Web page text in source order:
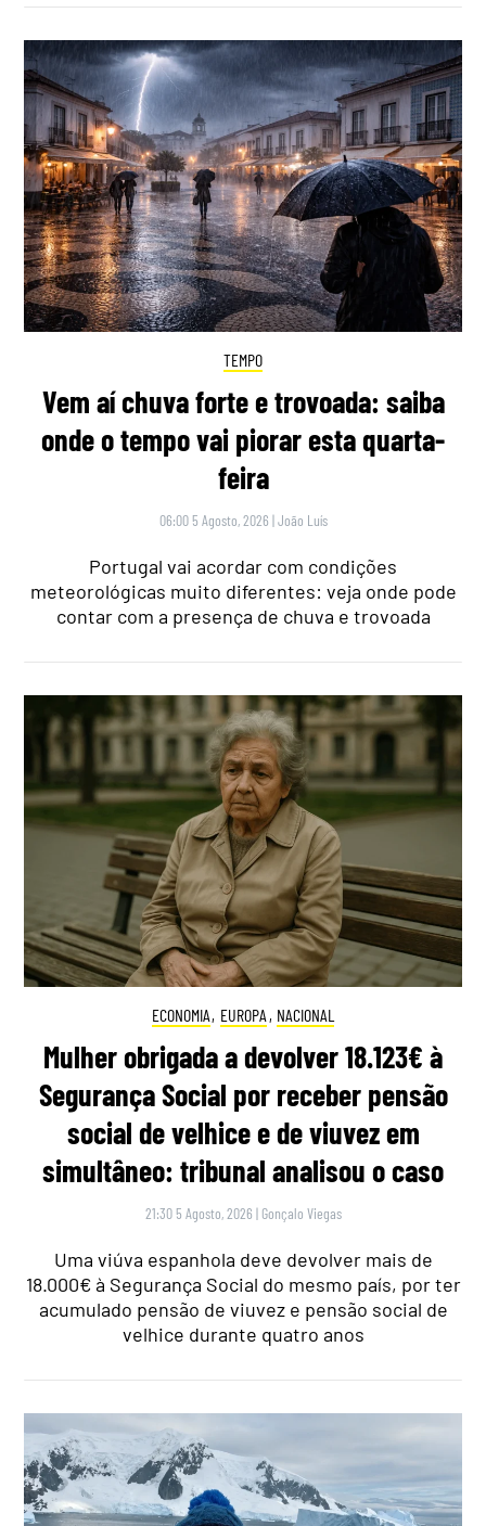
TEMPO
Vem aí chuva forte e trovoada: saiba
onde o tempo vai piorar esta quarta-
feira
06:00 5 Agosto, 2026 |João Luís
Portugal vai acordar com condições
meteorológicas muito diferentes: veja onde pode
contar com a presença de chuva e trovoada
ECONOMIA, EUROPA , NACIONAL
Mulher obrigada a devolver 18.123€ à
Segurança Social por receber pensão
social de velhice e de viuvez em
simultâneo: tribunal analisou o caso
21:30 5 Agosto, 2026 | Gonçalo Viegas
Uma viúva espanhola deve devolver mais de
18.000€ à Segurança Social do mesmo país, por ter
acumulado pensão de viuvez e pensão social de
velhice durante quatro anos